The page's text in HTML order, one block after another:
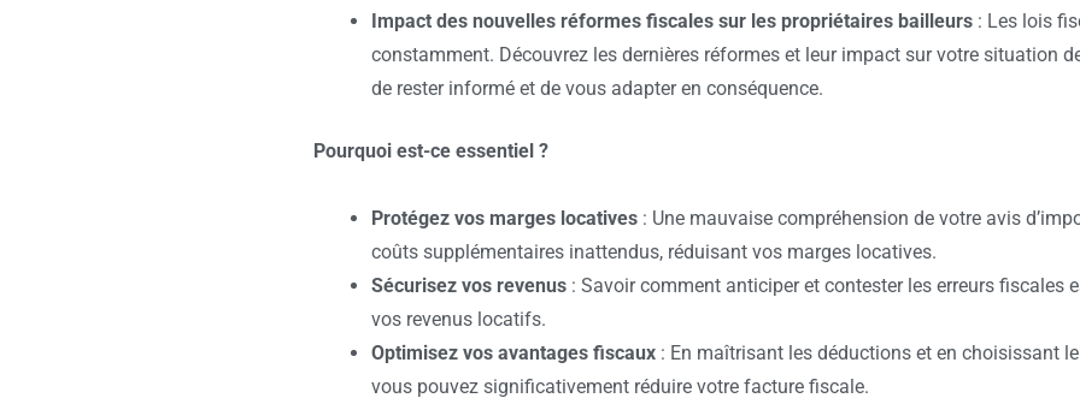
Impact des nouvelles réformes fiscales sur les propriétaires bailleurs : Les lois
constamment. Découvrez les dernières réformes et leur impact survotre situation
de rester informé et de vous adapter en conséquence.
Pourquoi est-ce essentiel ?
Protégez vos marges locatives : Une mauvaise compréhension de votre avis
coûts supplémentaires inattendus, réduisant vos marges locatives.
Sécurisez vos revenus : Savoir comment anticiper et contester les erreurs fiscales
vos revenus locatifs.
Optimisez vos avantages fiscaux : En maîtrisant les déductions et en choisissant
vous pouvez significativement réduire votre facture fiscale.